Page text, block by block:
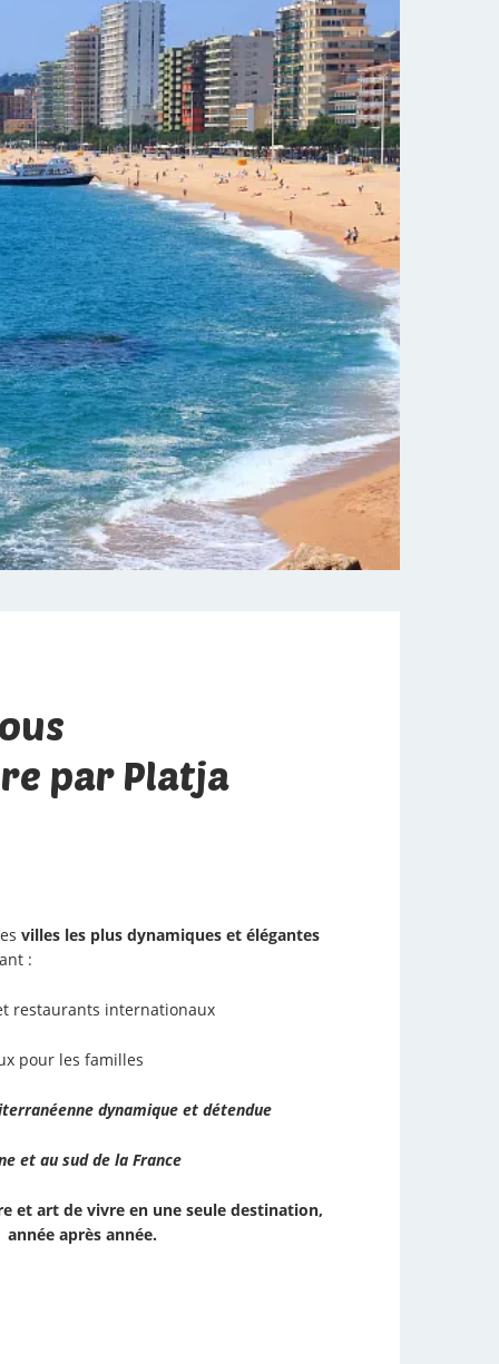
par Platja
villes les plus dynamiques et élégantes
:
restaurants internationaux
pour les familles
dynamique et détendue
et au sud de la France
et art de vivre en une seule destination,
année après année.